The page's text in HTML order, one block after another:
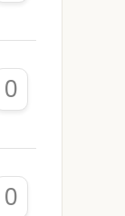
0
0